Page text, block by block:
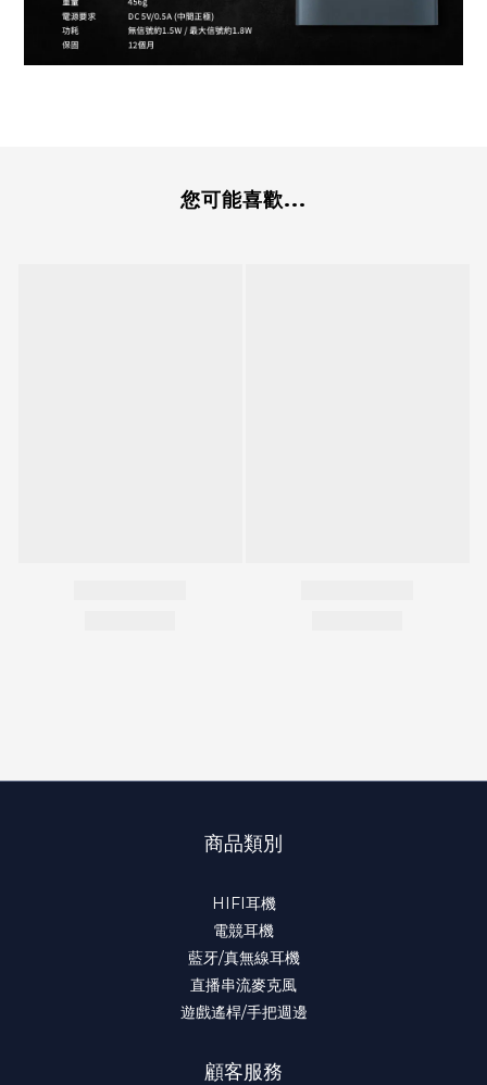
您可能喜歡...
商品類別
HIFI耳機
電競耳機
藍牙/真無線耳機
直播串流麥克風
遊戲遙桿/手把週邊
顧客服務